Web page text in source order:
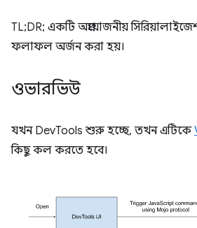
TL;DR; একটি অপ্রয়োজনীয়
ফলাফল অর্জন করা হয়।
ওভারভিউ
যখন DevTools শুরু হচ্ছে, তখন এটিকে
কিছু কল করতে হবে।